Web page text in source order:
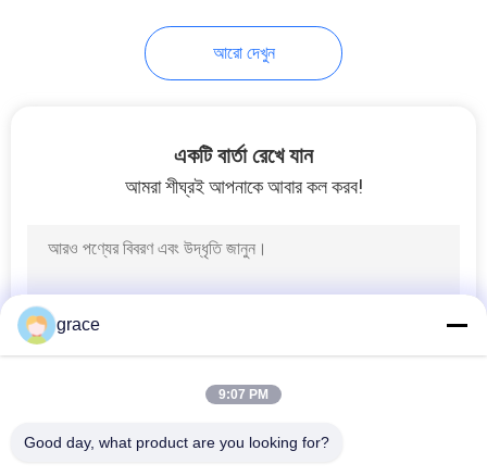
আরো দেখুন
একটি বার্তা রেখে যান
আমরা শীঘ্রই আপনাকে আবার কল করব!
grace
9:07 PM
Good day, what product are you looking for?